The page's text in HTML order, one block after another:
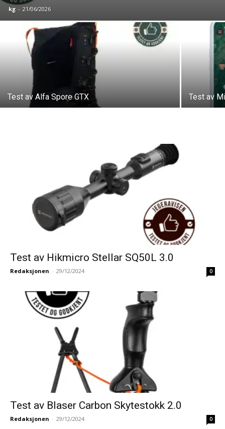
kg - 21/06/2026
Test av Alfa Spore GTX Test av
Test av Hikmicro Stellar SQ50L 3.0
Redaksjonen - 29/12/2024 0
Test av Blaser Carbon Skytestokk 2.0
Redaksjonen - 29/12/2024 0